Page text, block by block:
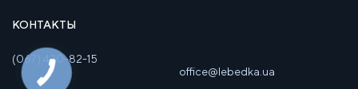
КОНТАКТЫ
(067) 430-82-15
office@lebedka.ua